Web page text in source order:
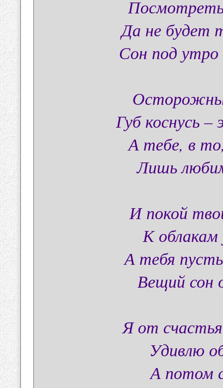
Да не будет
Сон под утро
Губ коснусь
А тебе, в
Лишь
И покой
К облакам
А тебя
Вещий сон
Я от
Удивлю
А потом